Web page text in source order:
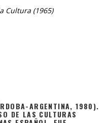
Cultura (1965)
ARGENTINA, 1980).
DE LAS CULTURAS